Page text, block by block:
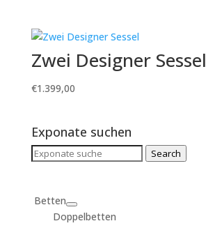
Zwei Designer Sessel
€1.399,00
Exponate suchen
Search
Search
Betten
Doppelbetten